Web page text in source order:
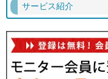
サービス紹介